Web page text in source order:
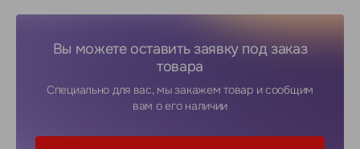
Вы можете оставить заявку под заказ
товара
Специально для вас, мы закажем товар и сообщим
вам о его наличии